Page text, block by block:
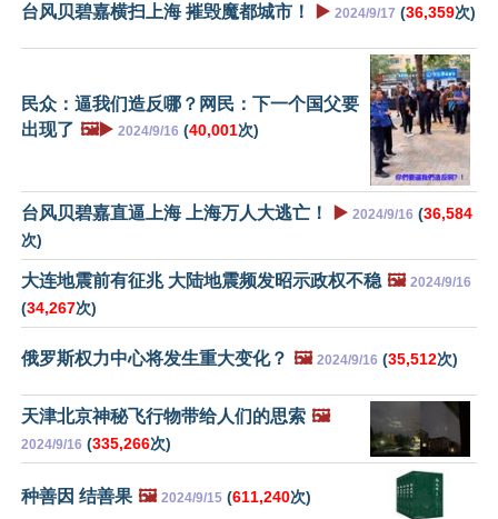
台风贝碧嘉横扫上海 摧毁魔都城市！ ▶️ 2024/9/17 (36,359次)
民众：逼我们造反哪？网民：下一个国父要
出现了 🖼️▶️ 2024/9/16 (40,001次)
台风贝碧嘉直逼上海 上海万人大逃亡！ ▶️ 2024/9/16 (36,584
次)
大连地震前有征兆 大陆地震频发昭示政权不稳 🖼️ 2024/9/16
(34,267次)
俄罗斯权力中心将发生重大变化？ 🖼️ 2024/9/16 (35,512次)
天津北京神秘飞行物带给人们的思索 🖼️
2024/9/16 (335,266次)
种善因 结善果 🖼️ 2024/9/15 (611,240次)